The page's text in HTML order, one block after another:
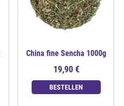
China fine Sencha 1000g
19,90 €
BESTELLEN